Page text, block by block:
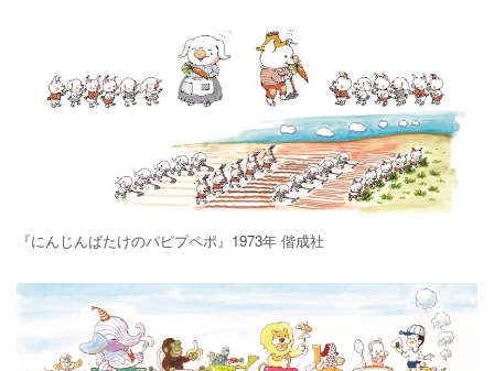
『にんじんばたけのパピプペポ』1973年 偕成社